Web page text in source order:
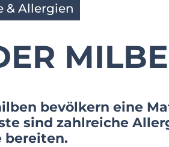
& Allergien
bevölkern eine
sind zahlreiche
bereiten.